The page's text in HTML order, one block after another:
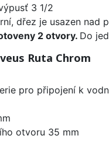
3 1/2
dřez je usazen nad
2 otvory. Do
Ruta Chrom
pro připojení k
otvoru 35 mm